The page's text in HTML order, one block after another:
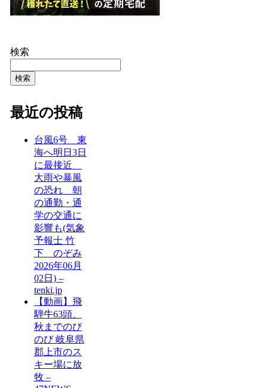
検索
検索
最近の投稿
台風6号 東
海へ明日3日
に最接近
大雨や暴風
の恐れ 朝
の通勤・通
学の交通に
影響も(気象
予報士 竹
下 のぞみ
2026年06月
02日) –
tenki.jp
【動画】飛
騨牛63頭、
秋までのび
のび 岐阜県
郡上市のス
キー場に放
牧 –